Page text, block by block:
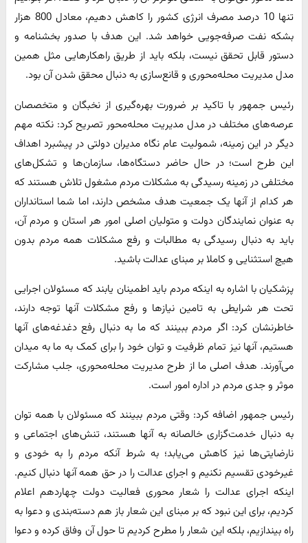
تنها 10 درصد مصرف انرژی کشور را کاهش دهیم، معادل 800 هزار
بشکه نفت صرفه‌جویی خواهد شد. این هدف با صدور بخشنامه و
دستور قابل تحقق نیست، بلکه باید از طریق راهکارهایی مثل همین
مدل مدیریت محله‌محوری و قانع‌سازی به دنبال محقق شدن آن بود.
رئیس جمهور با تاکید بر ضرورت بهره‌گیری از نخبگان و متخصصان
عرصه‌های مختلف در مدل مدیریت محله‌محور تصریح کرد: نکته مهم
دیگر در این زمینه، شمولیت عام نگاه مدیران دولتی در پیشبرد اهداف
این طرح است؛ در حال حاضر دستگاه‌ها، سازمان‌ها و تشکل‌های
مختلفی در زمینه رسیدگی به مشکلات مردم مشغول تلاش هستند که
هر کدام از آنها یک جمعیت هدف مشخص دارند، اما شما استانداران
به عنوان نمایندگان دولت و متولیان اصلی امور هر استان و مردم آن،
باید به دنبال رسیدگی به مطالبات و رفع مشکلات همه مردم بدون
هیچ استثنایی و کاملا بر مبنای عدالت باشید.
پزشکیان با اشاره به اینکه مردم باید اطمینان یابند که مسئولان اجرایی
تحت هر شرایطی به تامین نیازها و رفع مشکلات آنها توجه دارند،
خاطرنشان کرد: اگر مردم ببینند که ما به دنبال رفع دغدغه‌های آنها
هستیم، آنها نیز تمام ظرفیت و توان خود را برای کمک به ما به میدان
می‌آورند. هدف اصلی ما از طرح مدیریت محله‌محوری، جلب مشارکت
موثر و جدی مردم در اداره امور است.
رئیس جمهور اضافه کرد: وقتی مردم ببینند که مسئولان با همه توان
به دنبال خدمت‌گزاری خالصانه به آنها هستند، تنش‌های اجتماعی و
نارضایتی‌ها نیز کاهش می‌یابد؛ به شرط آنکه مردم را به خودی و
غیرخودی تقسیم نکنیم و اجرای عدالت را در حق همه آنها دنبال کنیم.
اینکه اجرای عدالت را شعار محوری فعالیت دولت چهاردهم اعلام
کردیم، برای این نبود که بر مبنای این شعار باز هم دسته‌بندی و دعوا به
راه بیندازیم، بلکه این شعار را مطرح کردیم تا حول آن وفاق کرده و دعوا